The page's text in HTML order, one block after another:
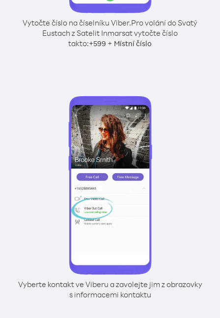
Vytočte číslo na číselníku Viber.Pro volání do Svatý
Eustach z Satelit Inmarsat vytočte číslo
takto:+599 + Místní číslo
Vyberte kontakt ve Viberu a zavolejte jim z obrazovky
s informacemi kontaktu